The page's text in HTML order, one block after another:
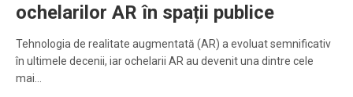
ochelarilor AR în spații publice
Tehnologia de realitate augmentată (AR) a evoluat semnificativ
în ultimele decenii, iar ochelarii AR au devenit una dintre cele
mai…